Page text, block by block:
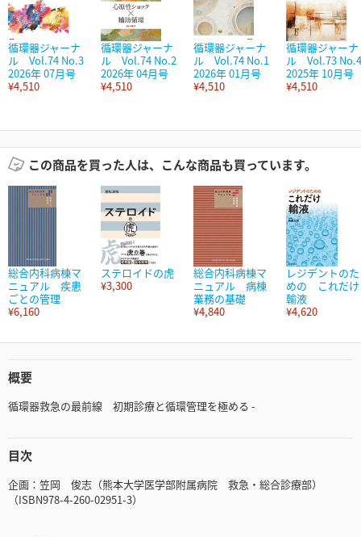
循環器ジャーナ
ル Vol.74 No.3
2026年 07月号
¥4,510
循環器ジャーナ
ル Vol.74 No.2
2026年 04月号
¥4,510
循環器ジャーナ
ル Vol.74 No.1
2026年 01月号
¥4,510
循環器ジャーナ
ル Vol.73 No.4
2025年 10月号
¥4,510
この商品を買った人は、こんな商品も買っています。
総合内科病棟マ
ニュアル 疾患
ごとの管理
¥6,160
ステロイドの虎
¥3,300
総合内科病棟マ
ニュアル 病棟
業務の基礎
¥4,840
レジデントのた
めの これだけ
輸液
¥4,620
概要
循環器救急の最前線 初期診療と循環管理を極める -
目次
企画：笠岡 俊志（熊本大学医学部附属病院 救急・総合診療部）
（ISBN978-4-260-02951-3）